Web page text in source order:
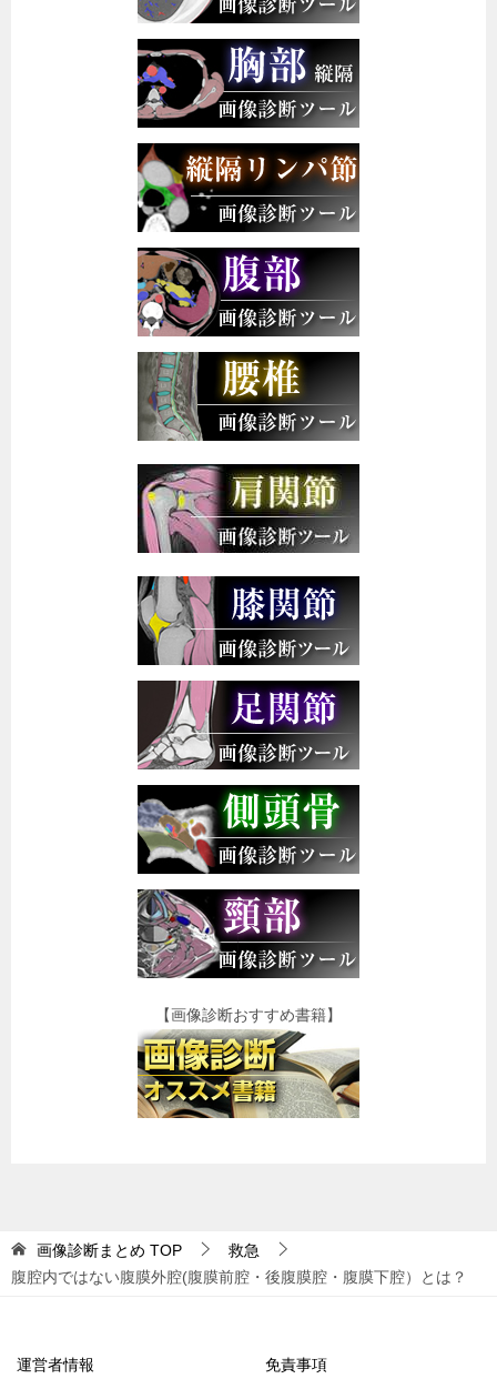
【画像診断おすすめ書籍】
画像診断まとめ TOP
救急
腹腔内ではない腹膜外腔(腹膜前腔・後腹膜腔・腹膜下腔）とは？
運営者情報 免責事項